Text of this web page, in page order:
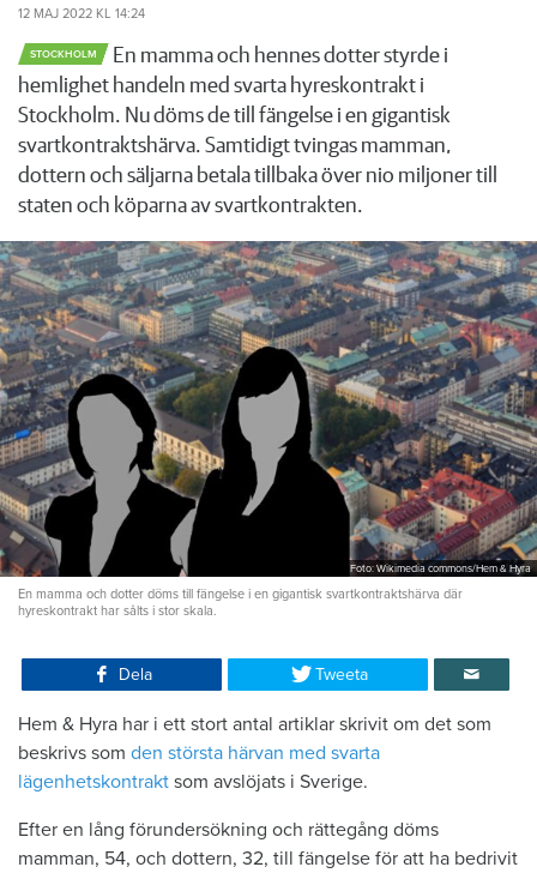
12 MAJ 2022 KL 14:24
STOCKHOLM
En mamma och hennes dotter styrde i
hemlighet handeln med svarta hyreskontrakt i
Stockholm. Nu döms de till fängelse i en gigantisk
svartkontraktshärva. Samtidigt tvingas mamman,
dottern och säljarna betala tillbaka över nio miljoner till
staten och köparna av svartkontrakten.
Foto: Wikimedia commons/Hem & Hyra
En mamma och dotter döms till fängelse i en gigantisk svartkontraktshärva där
hyreskontrakt har sålts i stor skala.
Dela Tweeta
Hem & Hyra har i ett stort antal artiklar skrivit om det som
beskrivs som den största härvan med svarta
lägenhetskontrakt som avslöjats i Sverige.
Efter en lång förundersökning och rättegång döms
mamman, 54, och dottern, 32, till fängelse för att ha bedrivit